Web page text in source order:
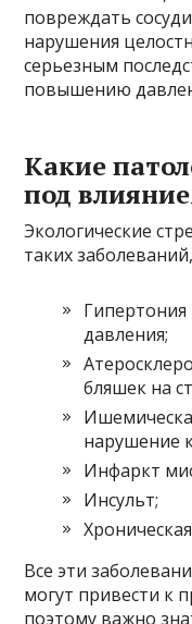
повреждать
нарушения
серьезным
повышению
Какие
под
Экологические
таких
давления;
бляшек на
нарушение
Инфаркт
Инсульт;
Все эти
могут привести к
поэтому важно